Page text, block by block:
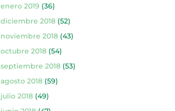
enero 2019 (36)
diciembre 2018(52)
noviembre 2018(43)
octubre 2018(54)
septiembre 2018(53)
agosto 2018(59)
julio 2018(49)